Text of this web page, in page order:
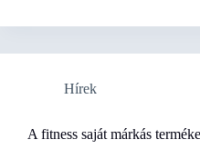
Hírek
A fitness saját márkás